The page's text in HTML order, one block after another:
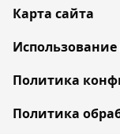
Карта сайта
Политика
Политика